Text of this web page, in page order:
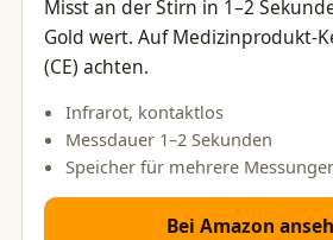
Misst an der Stirn in 1–2
Gold wert. Auf Medizinprodukt-
(CE) achten.
Infrarot, kontaktlos
Messdauer 1–2 Sekunden
Speicher für mehrere
Bei Amazon